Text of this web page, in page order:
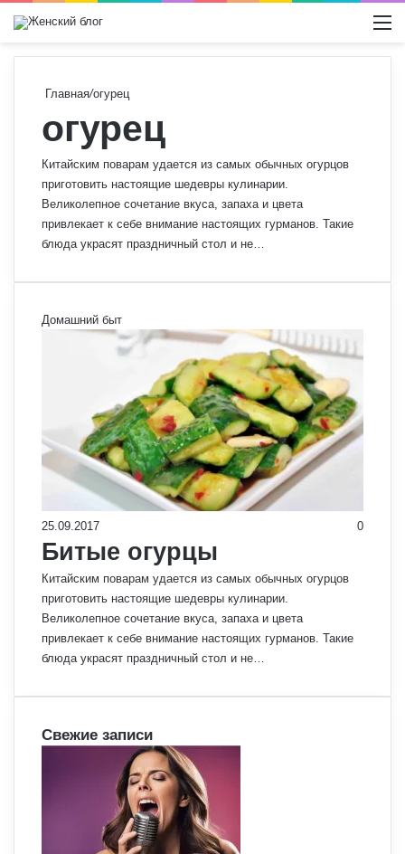
Главная/огурец
огурец
Китайским поварам удается из самых обычных огурцов
приготовить настоящие шедевры кулинарии.
Великолепное сочетание вкуса, запаха и цвета
привлекает к себе внимание настоящих гурманов. Такие
блюда украсят праздничный стол и не…
Домашний быт
25.09.2017 0
Битые огурцы
Китайским поварам удается из самых обычных огурцов
приготовить настоящие шедевры кулинарии.
Великолепное сочетание вкуса, запаха и цвета
привлекает к себе внимание настоящих гурманов. Такие
блюда украсят праздничный стол и не…
Свежие записи